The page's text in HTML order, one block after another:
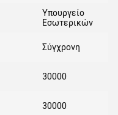
Υπουργείο
Εσωτερικών
Σύγχρονη
30000
30000